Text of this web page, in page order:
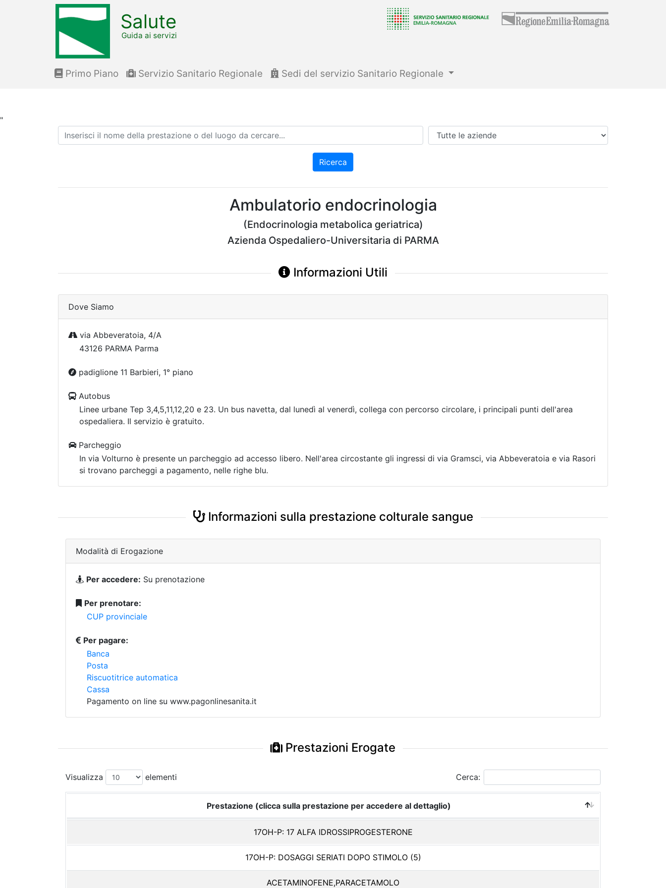
"
Salute
Guida ai servizi
Primo Piano Servizio Sanitario Regionale Sedi del servizio Sanitario Regionale
Ricerca Azienda
Ricerca
Ambulatorio endocrinologia
(Endocrinologia metabolica geriatrica)
Azienda Ospedaliero-Universitaria di PARMA
Informazioni Utili
Dove Siamo
via Abbeveratoia, 4/A
43126 PARMA Parma
padiglione 11 Barbieri, 1° piano
Autobus
Linee urbane Tep 3,4,5,11,12,20 e 23. Un bus navetta, dal lunedì al venerdì, collega con percorso circolare, i principali punti dell'area
ospedaliera. Il servizio è gratuito.
Parcheggio
In via Volturno è presente un parcheggio ad accesso libero. Nell'area circostante gli ingressi di via Gramsci, via Abbeveratoia e via Rasori
si trovano parcheggi a pagamento, nelle righe blu.
Informazioni sulla prestazione colturale sangue
Modalità di Erogazione
Per accedere: Su prenotazione
Per prenotare:
CUP provinciale
Per pagare:
Banca
Posta
Riscuotitrice automatica
Cassa
Pagamento on line su www.pagonlinesanita.it
Prestazioni Erogate
Visualizza elementi Cerca:
Prestazione (clicca sulla prestazione per accedere al dettaglio)
17OH-P: 17 ALFA IDROSSIPROGESTERONE
17OH-P: DOSAGGI SERIATI DOPO STIMOLO (5)
ACETAMINOFENE,PARACETAMOLO